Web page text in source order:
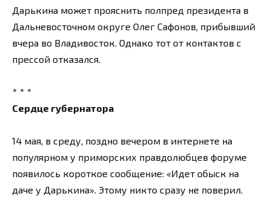
Дарькина может прояснить полпред президента в
Дальневосточном округе Олег Сафонов, прибывший
вчера во Владивосток. Однако тот от контактов с
прессой отказался.
* * *
Сердце губернатора
14 мая, в среду, поздно вечером в интернете на
популярном у приморских правдолюбцев форуме
появилось короткое сообщение: «Идет обыск на
даче у Дарькина». Этому никто сразу не поверил.